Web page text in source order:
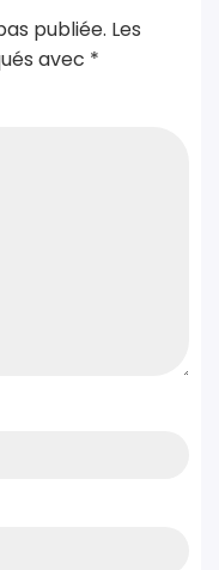
publiée. Les
avec *